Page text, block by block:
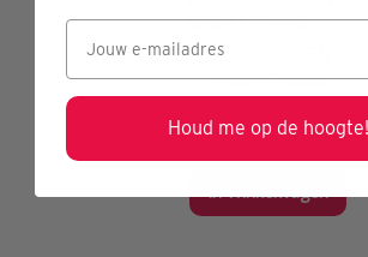
SIERKUSSEN
tufted | Tweed
€ 24,95
Houd me op de hoogte!